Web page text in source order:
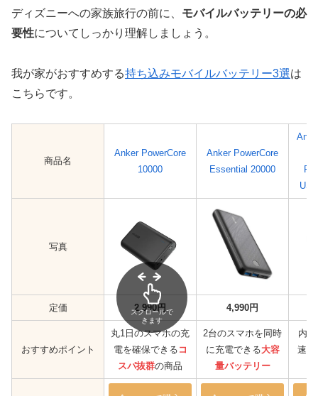
ディズニーへの家族旅行の前に、 モバイルバッテリーの必
要性についてしっかり理解しましょう。
我が家がおすすめする持ち込みモバイルバッテリー3選は
こちらです。
商品名
Anker PowerCore
10000
Anker PowerCore
Essential 20000
写真
定価 2,990円 4,990円
おすすめポイント
丸1日のスマホの充
電を確保できる コ
スパ抜群の商品
2台のスマホを同時
に充電できる大容
量バッテリー
内
速充
スクロールで
きます